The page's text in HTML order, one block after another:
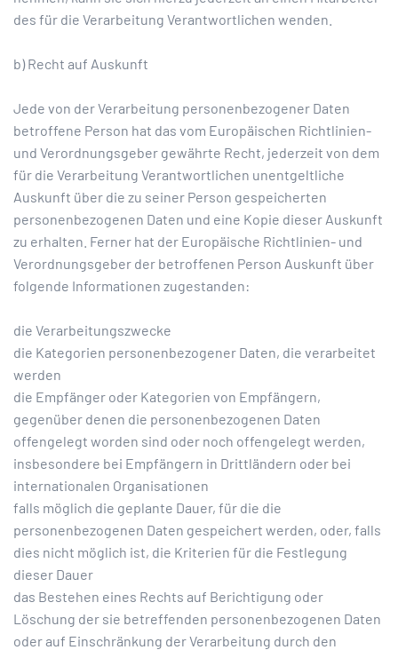
des für die Verarbeitung Verantwortlichen wenden.
b) Recht auf Auskunft
Jede von der Verarbeitung personenbezogener Daten
betroffene Person hat das vom Europäischen Richtlinien-
und Verordnungsgeber gewährte Recht, jederzeit von dem
für die Verarbeitung Verantwortlichen unentgeltliche
Auskunft über die zu seiner Person gespeicherten
personenbezogenen Daten und eine Kopie dieser Auskunft
zu erhalten. Ferner hat der Europäische Richtlinien- und
Verordnungsgeber der betroffenen Person Auskunft über
folgende Informationen zugestanden:
die Verarbeitungszwecke
die Kategorien personenbezogener Daten, die verarbeitet
werden
die Empfänger oder Kategorien von Empfängern,
gegenüber denen die personenbezogenen Daten
offengelegt worden sind oder noch offengelegt werden,
insbesondere bei Empfängern in Drittländern oder bei
internationalen Organisationen
falls möglich die geplante Dauer, für die die
personenbezogenen Daten gespeichert werden, oder, falls
dies nicht möglich ist, die Kriterien für die Festlegung
dieser Dauer
das Bestehen eines Rechts auf Berichtigung oder
Löschung der sie betreffenden personenbezogenen Daten
oder auf Einschränkung der Verarbeitung durch den